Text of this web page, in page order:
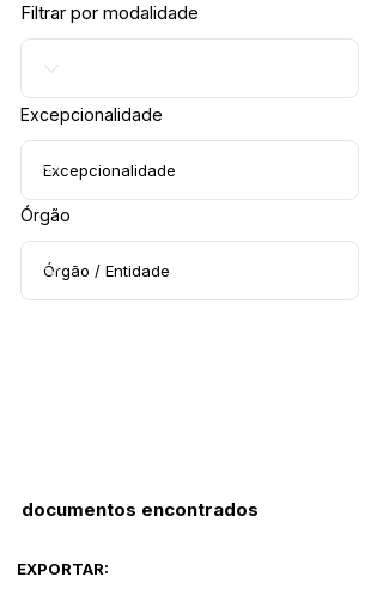
Filtrar por modalidade
Excepcionalidade
Órgão
documentos encontrados
EXPORTAR: